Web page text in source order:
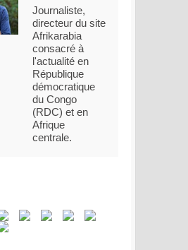
Journaliste,
directeur du site
Afrikarabia
consacré à
l'actualité en
République
démocratique
du Congo
(RDC) et en
Afrique
centrale.